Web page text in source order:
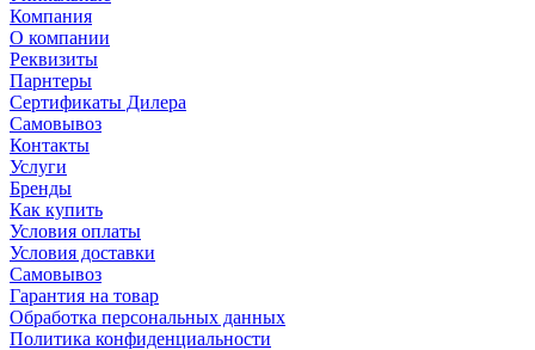
Компания
О компании
Реквизиты
Парнтеры
Сертификаты Дилера
Самовывоз
Контакты
Услуги
Бренды
Как купить
Условия оплаты
Условия доставки
Самовывоз
Гарантия на товар
Обработка персональных данных
Политика конфиденциальности